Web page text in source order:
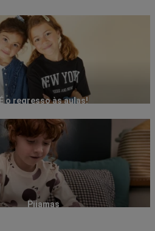
É o regresso às aulas!
Pijamas